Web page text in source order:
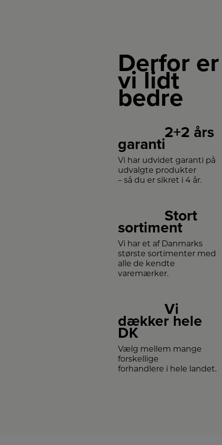
Derfor er
vi lidt
bedre
2+2 års
garanti
Vi har udvidet garanti på
udvalgte produkter
– så du er sikret i 4 år.
Stort
sortiment
Vi har et af Danmarks
største sortimenter med
alle de kendte
varemærker.
Vi
dækker hele
DK
Vælg mellem mange
forskellige
forhandlere i hele landet.